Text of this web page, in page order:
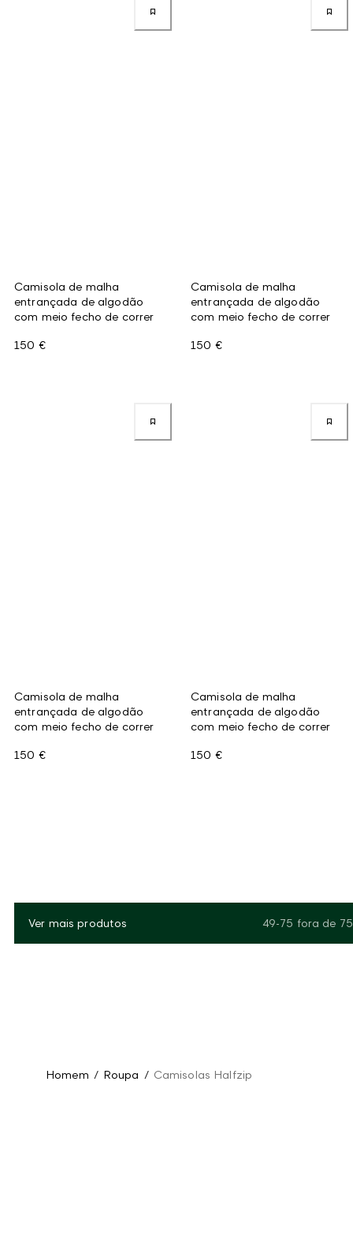
Camisola de malha
entrançada de algodão
com meio fecho de correr
150 €
Camisola de malha
entrançada de algodão
com meio fecho de correr
150 €
Camisola de malha
entrançada de algodão
com meio fecho de correr
150 €
Camisola de malha
entrançada de algodão
com meio fecho de correr
150 €
Ver mais produtos 49-75 fora de 75
Homem / Roupa / Camisolas Halfzip